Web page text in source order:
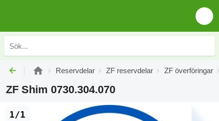
Reservdelar ZF reservdelar ZF överföringar
ZF Shim 0730.304.070
1/1